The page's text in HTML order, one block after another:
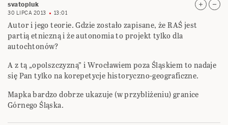
svatopluk
30 LIPCA 2013 13:01
Autor i jego teorie. Gdzie zostało zapisane, że RAŚ jest
partią etniczną i że autonomia to projekt tylko dla
autochtonów?
A z tą „opolszczyzną” i Wrocławiem poza Śląskiem to nadaje
się Pan tylko na korepetycje historyczno-geograficzne.
Mapka bardzo dobrze ukazuje (w przybliżeniu) granice
Górnego Śląska.